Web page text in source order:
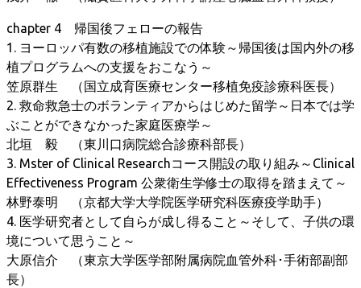
chapter 4 帰国後フェローの報告
1. ヨーロッパ有数の移植施設での体験～帰国後は国内外の移
植プログラムへの支援をおこなう～
笠原群生 （国立成育医療センター移植免疫診療科医長）
2. 救命救急士のボランティアからはじめた留学～日本では学
ぶことができなかった家庭医療学～
北垣 毅 （東川口病院総合診療科部長）
3. Mster of Clinical Researchコース開設の取り組み～Clinical
Effectiveness Program 公衆衛生学修士の取得を踏まえて～
林野泰明 （京都大学大学院医学研究科医療疫学助手）
4. 医学研究者として自らが成し得ること～そして、子供の環
境について思うこと～
大原信介 （東京大学医学部附属病院血管外科･手術部副部
長）